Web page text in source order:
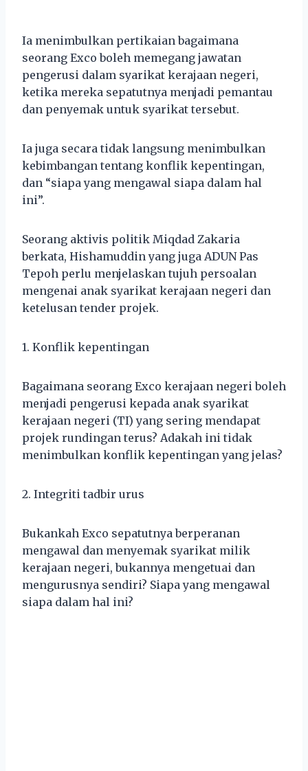
Ia menimbulkan pertikaian bagaimana
seorang Exco boleh memegang jawatan
pengerusi dalam syarikat kerajaan negeri,
ketika mereka sepatutnya menjadi pemantau
dan penyemak untuk syarikat tersebut.
Ia juga secara tidak langsung menimbulkan
kebimbangan tentang konflik kepentingan,
dan “siapa yang mengawal siapa dalam hal
ini”.
Seorang aktivis politik Miqdad Zakaria
berkata, Hishamuddin yang juga ADUN Pas
Tepoh perlu menjelaskan tujuh persoalan
mengenai anak syarikat kerajaan negeri dan
ketelusan tender projek.
1. Konflik kepentingan
Bagaimana seorang Exco kerajaan negeri boleh
menjadi pengerusi kepada anak syarikat
kerajaan negeri (TI) yang sering mendapat
projek rundingan terus? Adakah ini tidak
menimbulkan konflik kepentingan yang jelas?
2. Integriti tadbir urus
Bukankah Exco sepatutnya berperanan
mengawal dan menyemak syarikat milik
kerajaan negeri, bukannya mengetuai dan
mengurusnya sendiri? Siapa yang mengawal
siapa dalam hal ini?